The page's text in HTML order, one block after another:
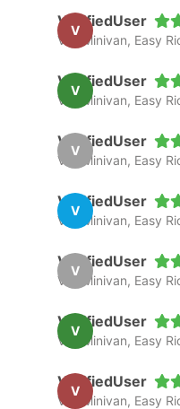
V
VerifiedUser
Van Minivan, Easy
V
VerifiedUser
Van Minivan, Easy
V
VerifiedUser
Van Minivan, Easy
V
VerifiedUser
Van Minivan, Easy
V
VerifiedUser
Van Minivan, Easy
V
VerifiedUser
Van Minivan, Easy
V
VerifiedUser
Van Minivan, Easy